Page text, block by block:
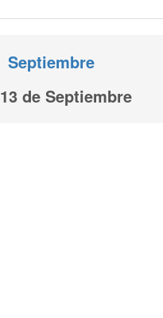
Septiembre
13 de Septiembre